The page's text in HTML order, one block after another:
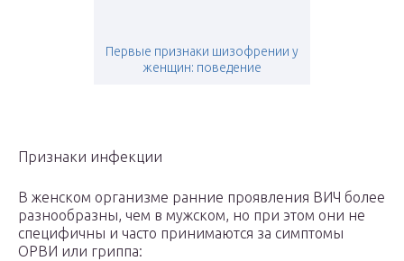
Первые признаки шизофрении у
женщин: поведение
Признаки инфекции
В женском организме ранние проявления ВИЧ более
разнообразны, чем в мужском, но при этом они не
специфичны и часто принимаются за симптомы
ОРВИ или гриппа: